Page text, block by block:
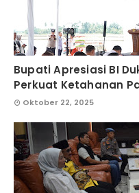
Bupati Apresiasi BI
Perkuat Ketahanan
Oktober 22, 2025